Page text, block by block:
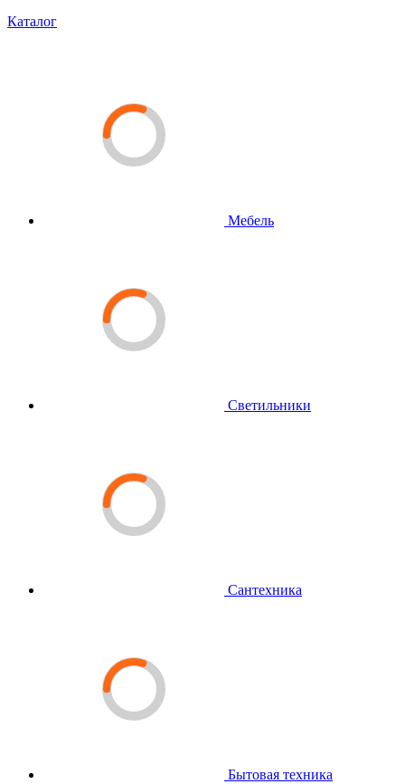
Каталог
Мебель
Светильники
Сантехника
Бытовая техника